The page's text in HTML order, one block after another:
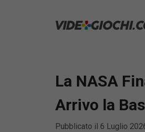
La NASA
Arrivo la
Pubblicato il 6 Luglio